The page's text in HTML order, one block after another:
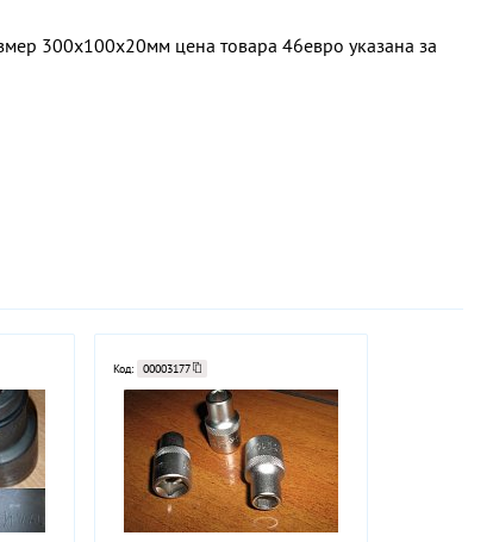
300х100х20мм цена товара 46евро указана за
Код: 00003177